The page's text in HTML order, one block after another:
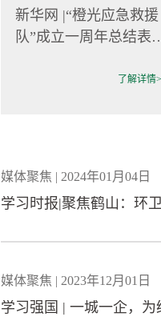
新华网 |“橙光应急救援
队”成立一周年总结表
了解详情
媒体聚焦 | 2024年01月04日
学习时报|聚焦鹤山：环
媒体聚焦 | 2023年12月01日
学习强国 | 一城一企，